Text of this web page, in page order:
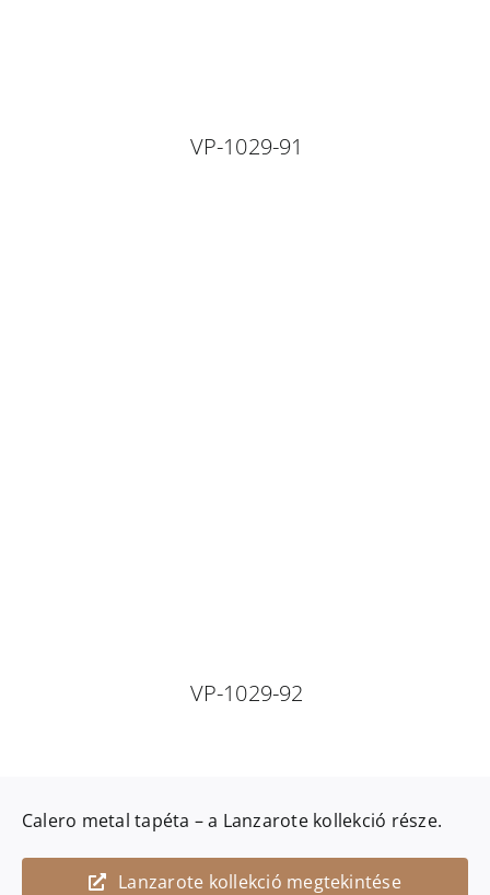
VP-1029-91
VP-1029-92
Calero metal tapéta – a Lanzarotekollekció része.
Lanzarote kollekció megtekintése